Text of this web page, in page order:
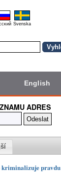
Svenska
English
ADRES
pravdu